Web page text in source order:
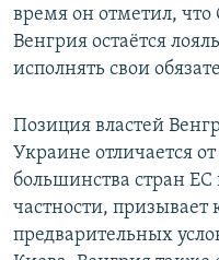
время он отметил, что
Венгрия остаётся
исполнять свои
Позиция властей
Украине отличается
большинства стран
частности, призывает
предварительных